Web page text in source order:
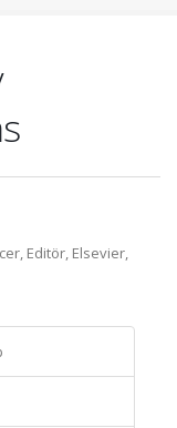
Editör, Elsevier,